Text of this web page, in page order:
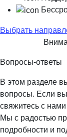
Выбрать
Вопросы-ответы
В этом разделе
вопросы. Если
свяжитесь с
Мы с радостью
подробности и